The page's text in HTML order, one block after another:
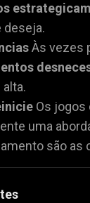
deseja.
Às vezes
Os jogos
uma
são as